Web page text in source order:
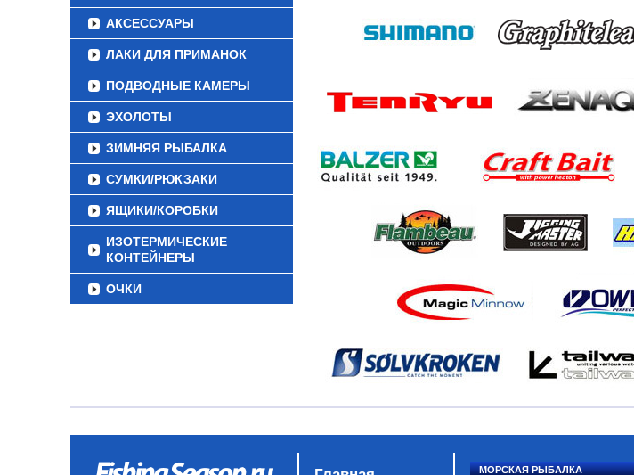
АКСЕССУАРЫ
ЛАКИ ДЛЯ ПРИМАНОК
ПОДВОДНЫЕ КАМЕРЫ
ЭХОЛОТЫ
ЗИМНЯЯ РЫБАЛКА
СУМКИ/РЮКЗАКИ
ЯЩИКИ/КОРОБКИ
ИЗОТЕРМИЧЕСКИЕ
КОНТЕЙНЕРЫ
ОЧКИ
МОРСКАЯ РЫБАЛКА